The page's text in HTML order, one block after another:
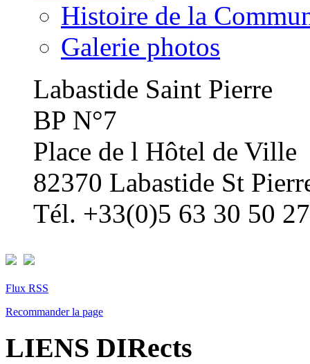
Histoire de la
Galerie photos
Labastide Saint Pierre
BP N°7
Place de l Hôtel de Ville
82370 Labastide St
Tél. +33(0)5 63 30 50 27
Flux RSS
Recommander la page
LIENS DIRects